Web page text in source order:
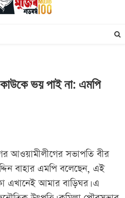
ভয় পাই না: এমপি
আওয়ামীলীগের সভাপতি বীর
বাহার এমপি বলেছেন, এই
এখানেই আমার বাড়িঘর। এ